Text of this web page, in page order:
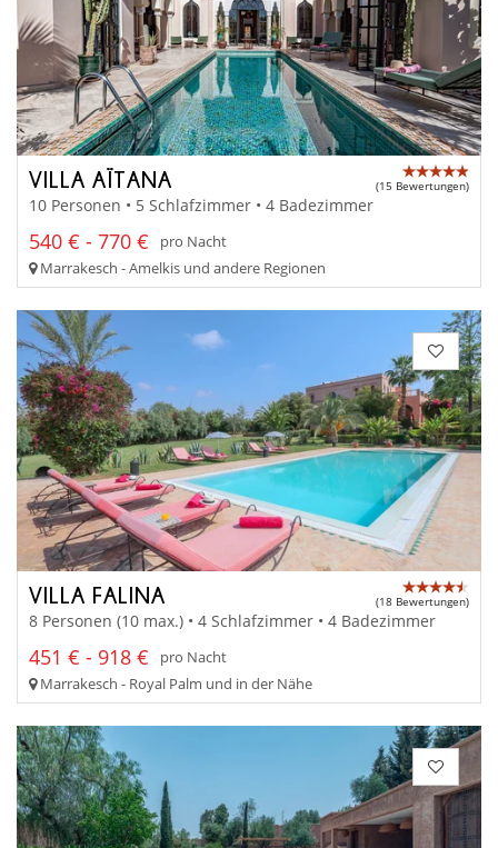
VILLA AÏTANA (15 Bewertungen)
10 Personen • 5 Schlafzimmer • 4 Badezimmer
540 € - 770 €
pro Nacht
Marrakesch - Amelkis und andere Regionen
VILLA FALINA (18 Bewertungen)
8 Personen (10 max.) • 4 Schlafzimmer • 4 Badezimmer
451 € - 918 €
pro Nacht
Marrakesch - Royal Palm und in der Nähe